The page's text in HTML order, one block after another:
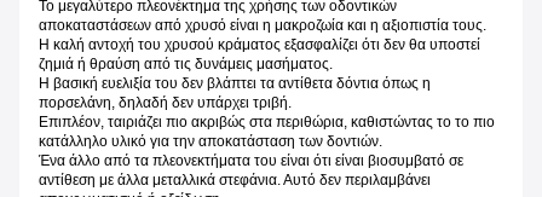
Το μεγαλύτερο πλεονέκτημα της χρήσης των οδοντικών
αποκαταστάσεων από χρυσό είναι η μακροζωία και η αξιοπιστία τους.
Η καλή αντοχή του χρυσού κράματος εξασφαλίζει ότι δεν θα υποστεί
ζημιά ή θραύση από τις δυνάμεις μασήματος.
Η βασική ευελιξία του δεν βλάπτει τα αντίθετα δόντια όπως η
πορσελάνη, δηλαδή δεν υπάρχει τριβή.
Επιπλέον, ταιριάζει πιο ακριβώς στα περιθώρια, καθιστώντας το το πιο
κατάλληλο υλικό για την αποκατάσταση των δοντιών.
Ένα άλλο από τα πλεονεκτήματα του είναι ότι είναι βιοσυμβατό σε
αντίθεση με άλλα μεταλλικά στεφάνια. Αυτό δεν περιλαμβάνει